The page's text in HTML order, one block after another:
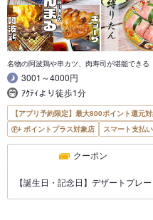
名物の阿波鶏や串カツ、肉寿司が堪能できる
3001～4000円
ｱｸﾃｨより徒歩1分
【アプリ予約限定】最大800ポイント還元
ポイントプラス対象店
スマート支払
クーポン
【誕生日・記念日】デザートプレ